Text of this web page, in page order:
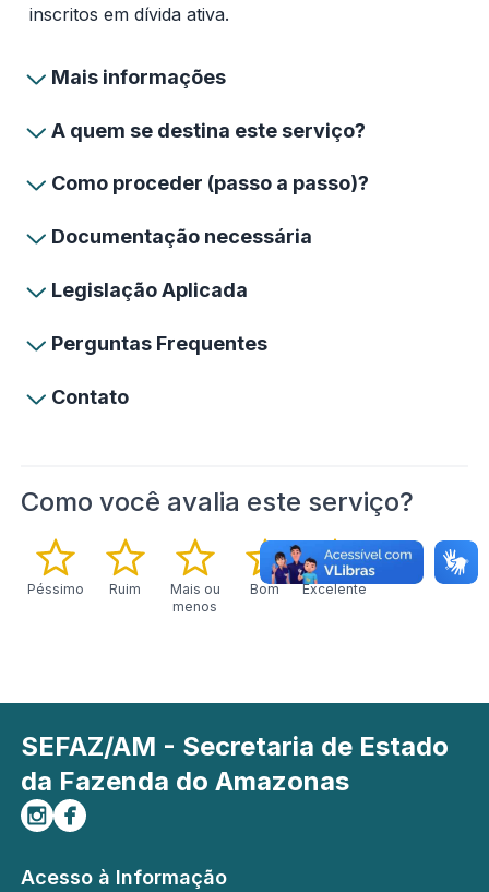
inscritos em dívida ativa.
Mais informações
A quem se destina este serviço?
Como proceder (passo a passo)?
Documentação necessária
Legislação Aplicada
Perguntas Frequentes
Contato
Como você avalia este serviço?
Péssimo Ruim
Mais ou
menos
Bom Excelente
SEFAZ/AM - Secretaria de Estado
da Fazenda do Amazonas
Siga-nos no Instagram
Curta-nos no Facebook
Acesso à Informação